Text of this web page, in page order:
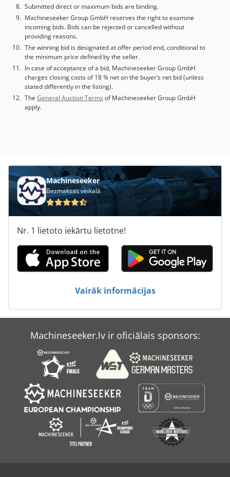
Submitted direct or maximum bids are binding.
Machineseeker Group GmbH reserves the right to examine
incoming bids. Bids can be rejected or cancelled without
providing reasons.
The winning bid is designated at offer period end, conditional to
the minimum price defined by the seller.
In case of acceptance of a bid, Machineseeker Group GmbH
charges closing costs of 18 % net on the buyer’s net bid (unless
stated differently in the listing).
The General Auction Terms of Machineseeker Group GmbH
apply.
Machineseeker
Bezmaksas veikalā
Nr. 1 lietoto iekārtu lietotne!
Vairāk informācijas
Machineseeker.lv ir oficiālais sponsors: